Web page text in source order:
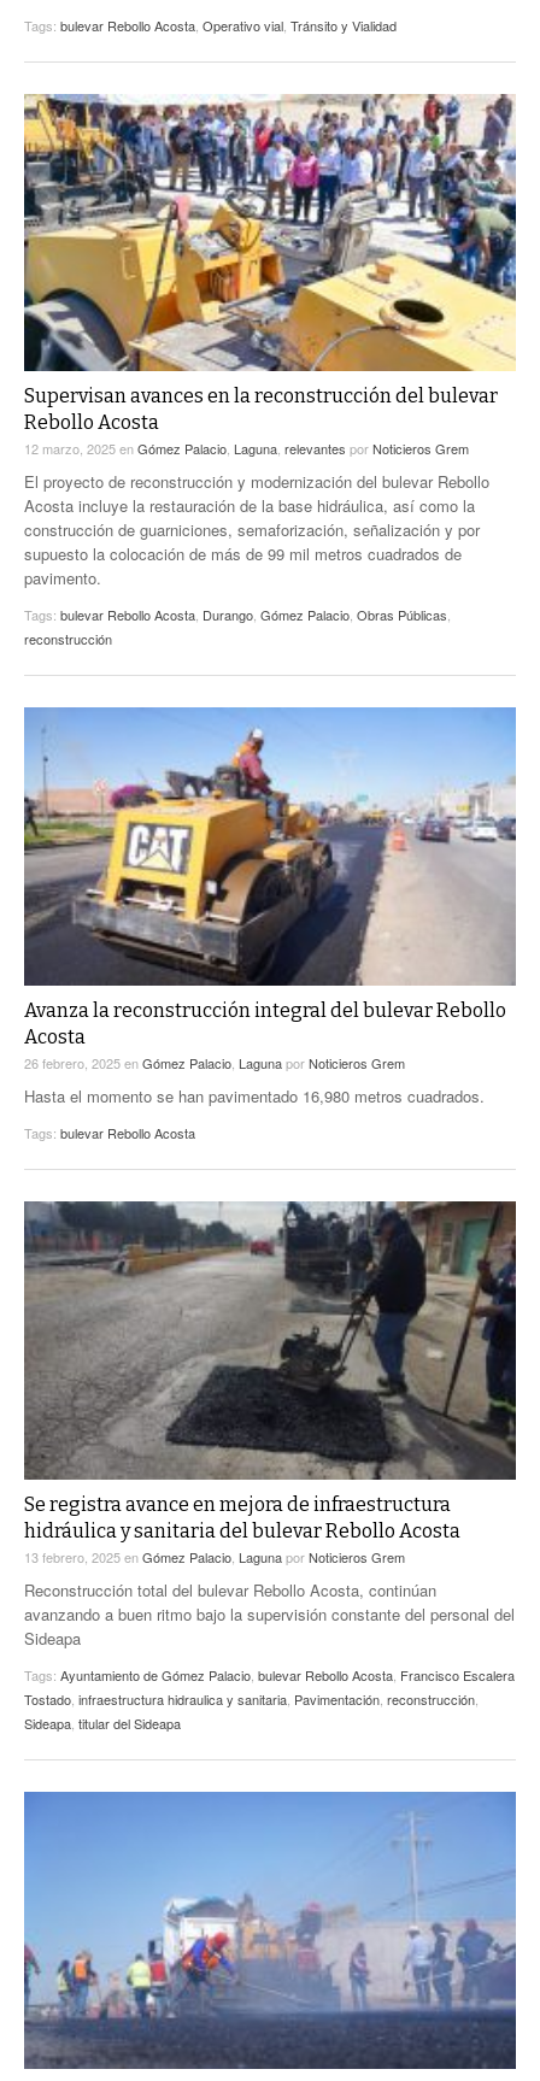
Tags: bulevar Rebollo Acosta Operativo vial Tránsito y Vialidad
Supervisan avances en la reconstrucción del bulevar
Rebollo Acosta
12 marzo, 2025enGómez Palacio, Laguna, relevantes porNoticieros Grem
El proyecto de reconstrucción y modernización del bulevar Rebollo
Acosta incluye la restauración de la base hidráulica, así como la
construcción de guarniciones, semaforización, señalización y por
supuesto la colocación de más de 99 mil metros cuadrados de
pavimento.
Tags: bulevar Rebollo Acosta, Durango, Gómez Palacio, Obras Públicas,
reconstrucción
Avanza la reconstrucción integral del bulevar Rebollo
Acosta
26 febrero, 2025enGómez Palacio LagunaporNoticieros Grem
Hasta el momento se han pavimentado 16,980 metros cuadrados.
Tags: bulevar Rebollo Acosta
Se registra avance en mejora de infraestructura
hidráulica y sanitaria del bulevar Rebollo Acosta
13 febrero, 2025enGómez Palacio LagunaporNoticieros Grem
Reconstrucción total del bulevar Rebollo Acosta, continúan
avanzando a buen ritmo bajo la supervisión constante del personal del
Sideapa
Tags: Ayuntamiento de Gómez Palacio bulevar Rebollo Acosta Francisco Escalera
Tostado infraestructura hidraulica y sanitaria Pavimentación reconstrucción
Sideapa titular del Sideapa